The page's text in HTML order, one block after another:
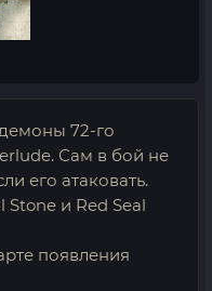
72-го
Сам в бой не
его атаковать.
Stone и Red Seal
появления